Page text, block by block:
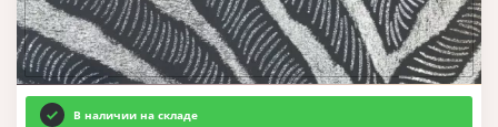
В наличии на складе